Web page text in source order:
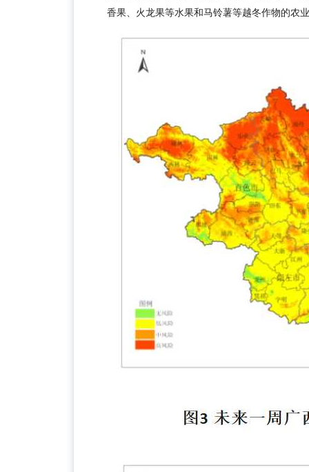
香果、火龙果等水果和马铃薯等越冬作物的农